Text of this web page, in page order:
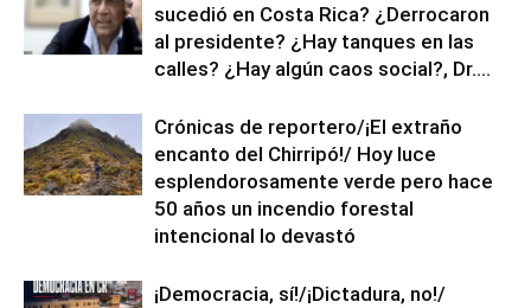
sucedió en Costa Rica? ¿Derrocaron
al presidente? ¿Hay tanques en las
calles? ¿Hay algún caos social?, Dr....
Crónicas de reportero/¡El extraño
encanto del Chirripó!/ Hoy luce
esplendorosamente verde pero hace
50 años un incendio forestal
intencional lo devastó
¡Democracia, sí!/¡Dictadura, no!/